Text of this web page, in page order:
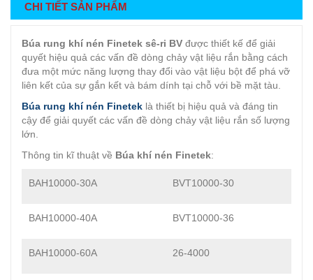
CHI TIẾT SẢN PHẨM
Búa rung khí nén Finetek sê-ri BV được thiết kế để giải
quyết hiệu quả các vấn đề dòng chảy vật liệu rắn bằng cách
đưa một mức năng lượng thay đổi vào vật liệu bột để phá vỡ
liên kết của sự gắn kết và bám dính tại chỗ với bề mặt tàu.
Búa rung khí nén Finetek là thiết bị hiệu quả và đáng tin
cậy để giải quyết các vấn đề dòng chảy vật liệu rắn số lượng
lớn.
Thông tin kĩ thuật về Búa khí nén Finetek:
BAH10000-30A BVT10000-30
BAH10000-40A BVT10000-36
BAH10000-60A 26-4000